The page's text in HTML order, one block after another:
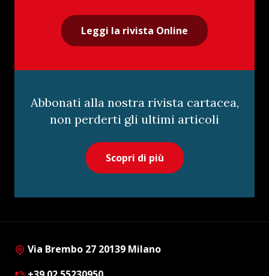
Leggi la rivista Online
Abbonati alla nostra rivista cartacea,
non perderti gli ultimi articoli
Scopri di più
Via Brembo 27 20139 Milano